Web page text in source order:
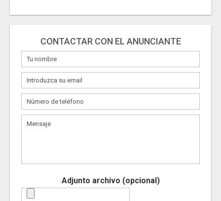
CONTACTAR CON EL ANUNCIANTE
Adjunto archivo (opcional)